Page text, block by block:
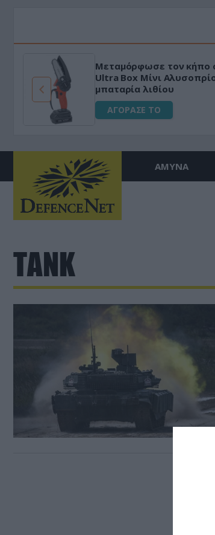
Μεταμόρφωσε τον κήπο
Ultra Box Μίνι
μπαταρία λιθίου
ΑΓΟΡΑΣΕ ΤΟ
ΑΜΥΝΑ
ΤΑΝΚ